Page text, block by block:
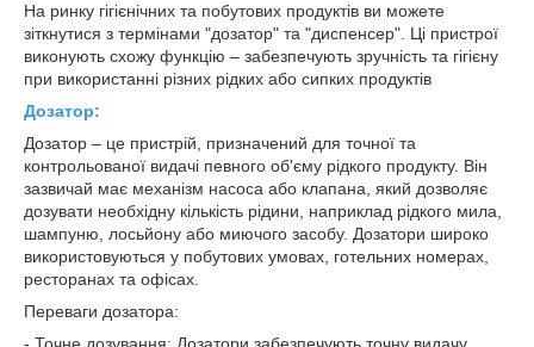
На ринку гігієнічних та побутових продуктів ви можете
зіткнутися з термінами "дозатор" та "диспенсер". Ці пристрої
виконують схожу функцію – забезпечують зручність та гігієну
при використанні різних рідких або сипких продуктів
Дозатор:
Дозатор – це пристрій, призначений для точної та
контрольованої видачі певного об'єму рідкого продукту. Він
зазвичай має механізм насоса або клапана, який дозволяє
дозувати необхідну кількість рідини, наприклад рідкого мила,
шампуню, лосьйону або миючого засобу. Дозатори широко
використовуються у побутових умовах, готельних номерах,
ресторанах та офісах.
Переваги дозатора: